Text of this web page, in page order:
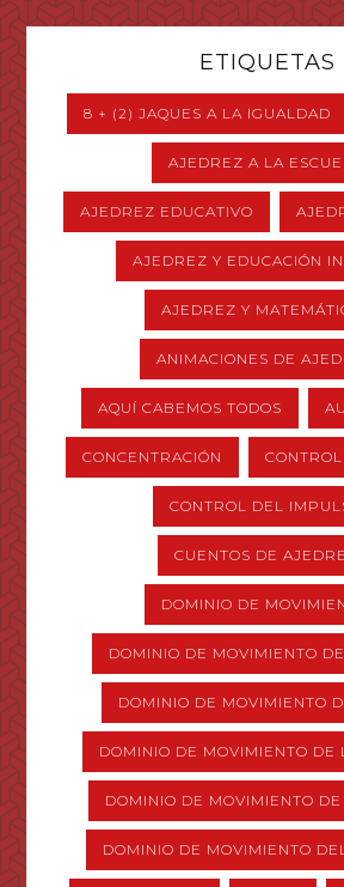
ETIQUETAS
8 + (2) JAQUES A LA IGUALDAD
AJEDREZ A LA
AJEDREZ EDUCATIVO
AJEDREZ Y EDUCACIÓN
AJEDREZ Y
ANIMACIONES DE
AQUÍ CABEMOS TODOS
CONCENTRACIÓN
CONTROL DEL
CUENTOS DE
DOMINIO DE
DOMINIO DE MOVIMIENTO
DOMINIO DE MOVIMIENTO
DOMINIO DE MOVIMIENTO DE
DOMINIO DE MOVIMIENTO
DOMINIO DE MOVIMIENTO